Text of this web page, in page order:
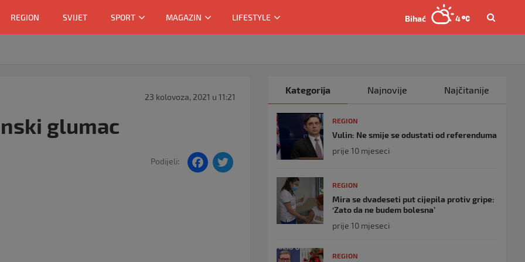
REGION SVIJET SPORT MAGAZIN LIFESTYLE Bihać 4
23 kolovoza, 2021 u 11:21
glumac
Podijeli:
F
Kategorija Najnovije Najčitanije
REGION
Vulin: Ne smije se odustati od referenduma
prije 10 mjeseci
REGION
Mira se dvadeseti put cijepila protiv gripe:
‘Zato da ne budem bolesna’
prije 10 mjeseci
REGION